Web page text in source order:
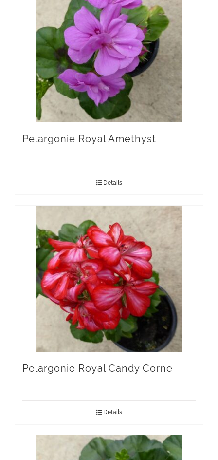
Pelargonie Royal Amethyst
Details
Pelargonie Royal Candy Corne
Details